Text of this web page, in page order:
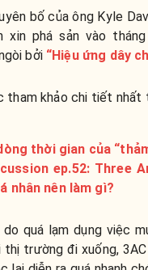
bố của ông Kyle
xin phá sản vào
bởi “Hiệu ứng dây
tham khảo chi tiết
thời gian của
ep.52: Three
nhân nên làm gì?
do quá lạm dụng việc
thị trường đi xuống,